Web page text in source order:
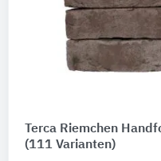
Terca Riemchen
(111 Varianten)